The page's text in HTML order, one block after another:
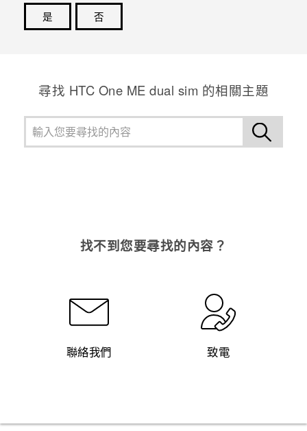
是
否
尋找 HTC One ME dual sim 的相關主題
找不到您要尋找的內容？
聯絡我們 致電